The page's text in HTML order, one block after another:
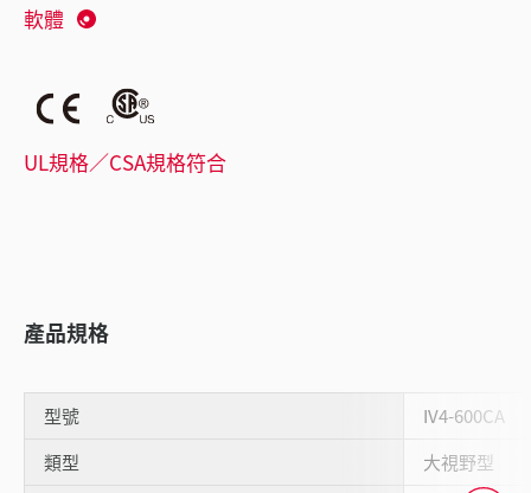
軟體
UL規格／CSA規格符合
產品規格
型號
IV4-600CA
類型
大視野型